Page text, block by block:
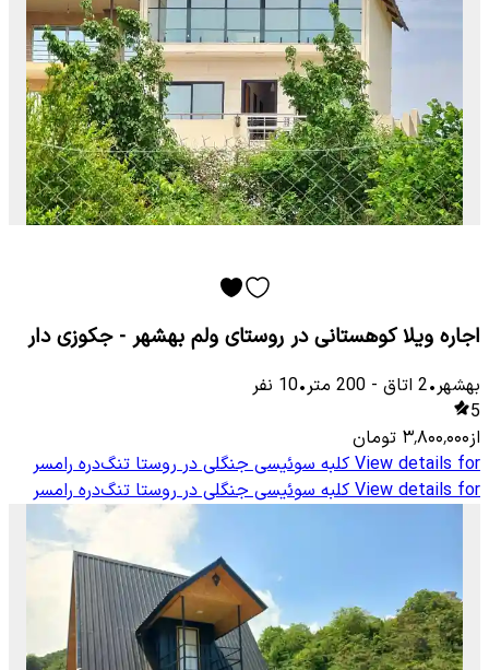
اجاره ویلا کوهستانی در روستای ولم بهشهر - جکوزی دار
بهشهر•
2 اتاق -
200 متر•
10 نفر
5
از۳٬۸۰۰٬۰۰۰ تومان
View details for کلبه سوئیسی جنگلی در روستا تنگ‌دره رامسر
View details for کلبه سوئیسی جنگلی در روستا تنگ‌دره رامسر